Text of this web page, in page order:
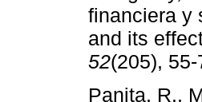
financiera y
and its
52(205), 55-
Panita, R.,